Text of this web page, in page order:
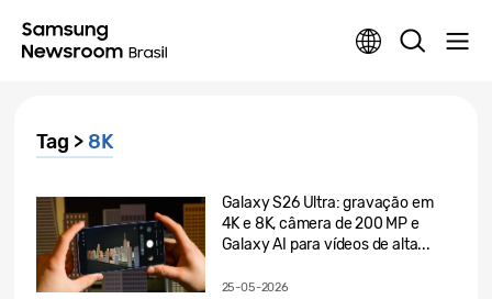
Tag > 8K
Galaxy S26 Ultra: gravação em
4K e 8K, câmera de 200 MP e
Galaxy AI para vídeos de alta...
25-05-2026